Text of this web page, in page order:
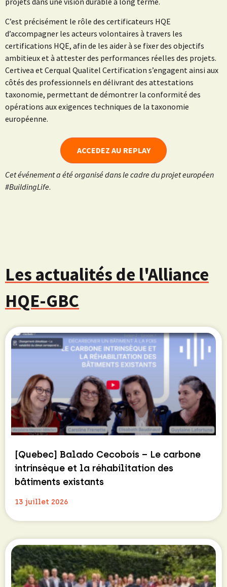
C’est précisément le rôle des certificateurs HQE
d’accompagner les acteurs volontaires à travers les
certifications HQE, afin de les aider à se fixer des objectifs
ambitieux et à attester des performances réelles des projets.
Certivea et Cerqual Qualitel Certification s’engagent ainsi aux
côtés des professionnels en délivrant des attestations
taxonomie, permettant de démontrer la conformité des
opérations aux exigences techniques de la taxonomie
européenne.
ACCEDEZ AU REPLAY
Cet événement a été organisé dans le cadre du projet européen
#BuildingLife.
Les actualités de l'Alliance
HQE-GBC
[Quebec] Balado Cecobois – Le carbone
intrinsèque et la réhabilitation des
bâtiments existants
13 juillet 2026